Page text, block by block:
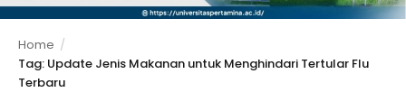
Home
Tag: Update Jenis Makanan untuk Menghindari Tertular Flu
Terbaru